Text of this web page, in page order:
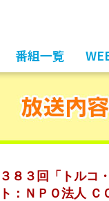
番組一覧
８３回「トルコ
：ＮＰＯ法人 Ｃ